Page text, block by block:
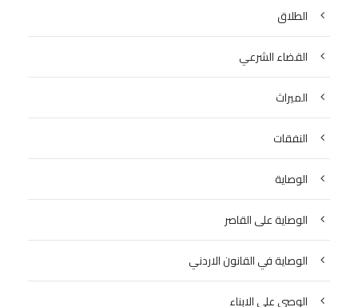
الطلاق
القضاء الشرعي
الميراث
النفقات
الوصاية
الوصاية على القاصر
الوصاية في القانون الاردني
الوصي على الابناء